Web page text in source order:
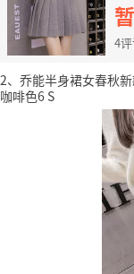
4
2、乔能半身裙女春秋
咖啡色6 S